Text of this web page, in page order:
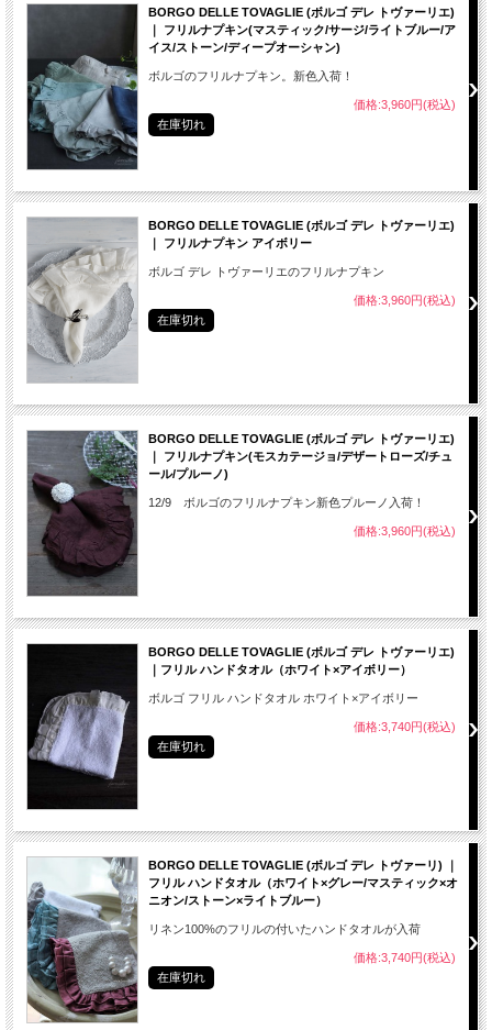
BORGO DELLE TOVAGLIE (ボルゴ デレ トヴァーリエ)
｜ フリルナプキン(マスティック/サージ/ライトブルー/ア
イス/ストーン/ディープオーシャン)
ボルゴのフリルナプキン。新色入荷！
価格:3,960円(税込)
在庫切れ
BORGO DELLE TOVAGLIE (ボルゴ デレ トヴァーリエ)
｜ フリルナプキン アイボリー
ボルゴ デレ トヴァーリエのフリルナプキン
価格:3,960円(税込)
在庫切れ
BORGO DELLE TOVAGLIE (ボルゴ デレ トヴァーリエ)
｜ フリルナプキン(モスカテージョ/デザートローズ/チュ
ール/プルーノ)
12/9 ボルゴのフリルナプキン新色プルーノ入荷！
価格:3,960円(税込)
BORGO DELLE TOVAGLIE (ボルゴ デレ トヴァーリエ)
｜フリル ハンドタオル（ホワイト×アイボリー）
ボルゴ フリル ハンドタオル ホワイト×アイボリー
価格:3,740円(税込)
在庫切れ
BORGO DELLE TOVAGLIE (ボルゴ デレ トヴァーリ) ｜
フリル ハンドタオル（ホワイト×グレー/マスティック×オ
ニオン/ストーン×ライトブルー）
リネン100%のフリルの付いたハンドタオルが入荷
価格:3,740円(税込)
在庫切れ